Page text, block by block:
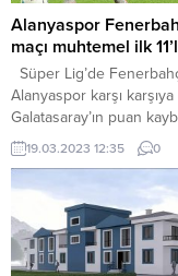
Alanyaspor
maçı muhtemel ilk
Süper Lig’de
Alanyaspor karşı
Galatasaray’ın puan
haftada aradaki farkı
fırsatı eline geçen sarı
takım bu fırsatı
isteyecek. Peki,
Alanyaspor maçı şifresiz
olacak, hangi kanalda
yayınlanacak? Sarı
19.03.2023 12:35 0